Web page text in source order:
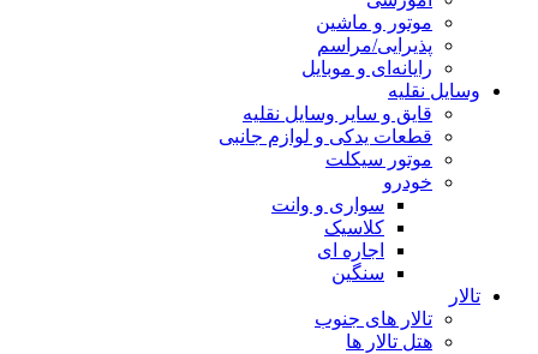
موتور و ماشین
پذیرایی/مراسم
رایانه‌ای و موبایل
وسایل نقلیه
قایق و سایر وسایل نقلیه
قطعات یدکی و لوازم جانبی
موتور سیکلت
خودرو
سواری و وانت
کلاسیک
اجاره ای
سنگین
تالار
تالار های جنوب
هتل تالار ها